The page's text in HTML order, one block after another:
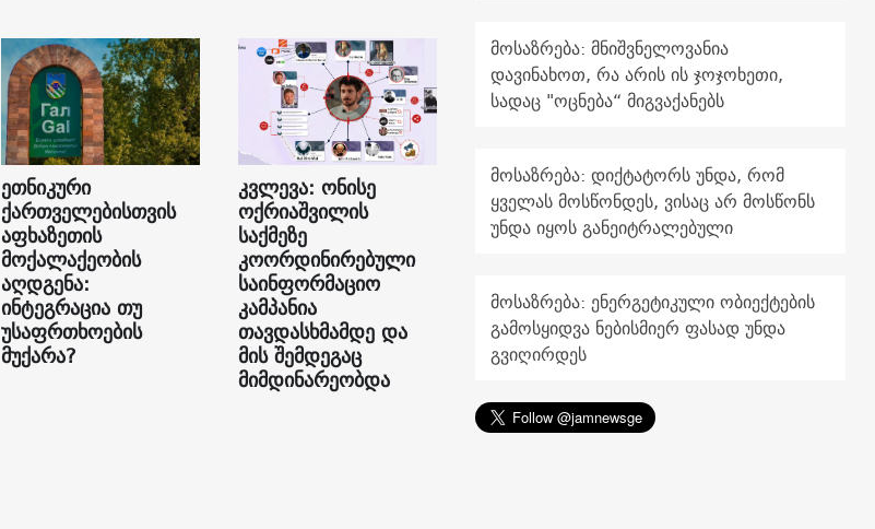
ეთნიკური
ქართველებისთვის
აფხაზეთის
მოქალაქეობის
აღდგენა:
ინტეგრაცია თუ
უსაფრთხოების
მუქარა?
კვლევა: ონისე
ოქრიაშვილის
საქმეზე
კოორდინირებული
საინფორმაციო
კამპანია
თავდასხმამდე და
მის შემდეგაც
მიმდინარეობდა
მოსაზრება: მნიშვნელოვანია
დავინახოთ, რა არის ის ჯოჯოხეთი,
სადაც "ოცნება“ მიგვაქანებს
მოსაზრება: დიქტატორს უნდა, რომ
ყველას მოსწონდეს, ვისაც არ მოსწონს
უნდა იყოს განეიტრალებული
მოსაზრება: ენერგეტიკული ობიექტების
გამოსყიდვა ნებისმიერ ფასად უნდა
გვიღირდეს